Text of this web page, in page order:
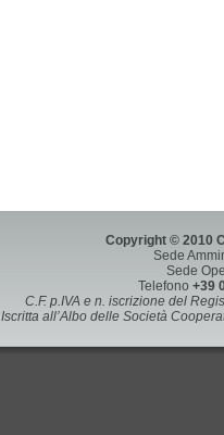
Copyright © 2010
Sede
Sede
Telefono +39
C.F. p.IVA e n. iscrizione del
Iscritta all’Albo delle Società